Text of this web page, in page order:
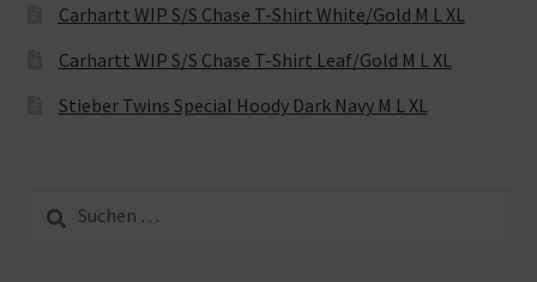
Carhartt WIP S/S Chase T-Shirt White/Gold M L XL
Carhartt WIP S/S Chase T-Shirt Leaf/Gold M L XL
Stieber Twins Special Hoody Dark Navy M L XL
nach: